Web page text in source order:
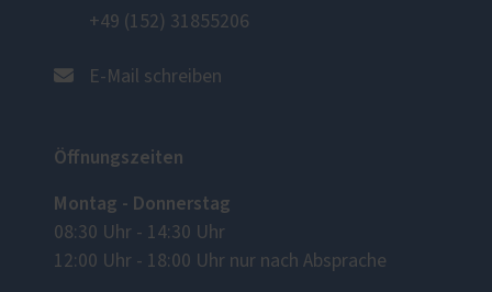
+49 (152) 31855206
E-Mail schreiben
Öffnungszeiten
Montag - Donnerstag
08:30 Uhr - 14:30 Uhr
12:00 Uhr - 18:00 Uhr nur nach Absprache